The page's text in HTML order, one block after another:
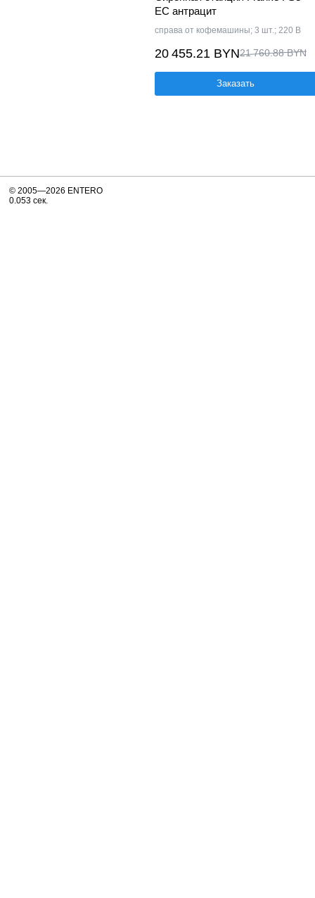
EC антрацит
справа от кофемашины; 3 шт.; 220 В
20 455.21 BYN21 760.88 BYN
Заказать
© 2005—2026 ENTERO
0.053 сек.